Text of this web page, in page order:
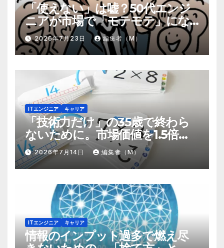
「使えない」は嘘？50代エンジ
ニアが市場で「モテモテ」にな
るための8個の強み
2026年7月23日 編集者（M）
ITエンジニア キャリア
「技術力だけ」の35歳で終わら
ないために。市場価値を1.5倍に
する『プラスα』の掛け算
2026年7月14日 編集者（M）
ITエンジニア キャリア
情報のインプット過多で燃え尽